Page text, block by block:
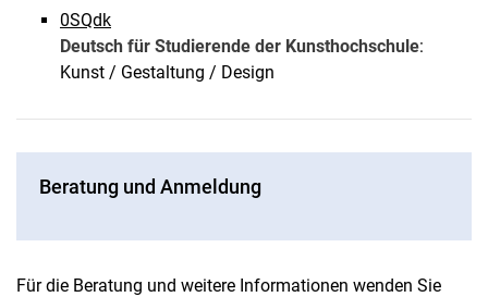
0SQdk
Deutsch für Studierende der Kunsthochschule:
Kunst / Gestaltung / Design
Beratung und Anmeldung
Für die Beratung und weitere Informationen wenden Sie